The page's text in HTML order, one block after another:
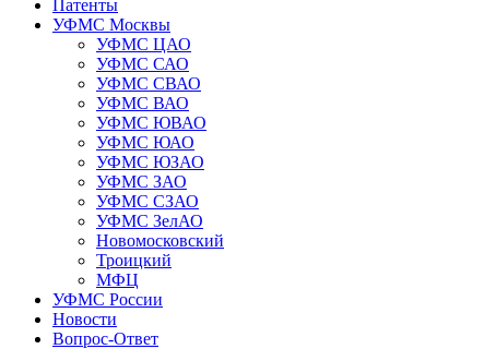
Патенты
УФМС Москвы
УФМС ЦАО
УФМС САО
УФМС СВАО
УФМС ВАО
УФМС ЮВАО
УФМС ЮАО
УФМС ЮЗАО
УФМС ЗАО
УФМС СЗАО
УФМС ЗелАО
Новомосковский
Троицкий
МФЦ
УФМС России
Новости
Вопрос-Ответ